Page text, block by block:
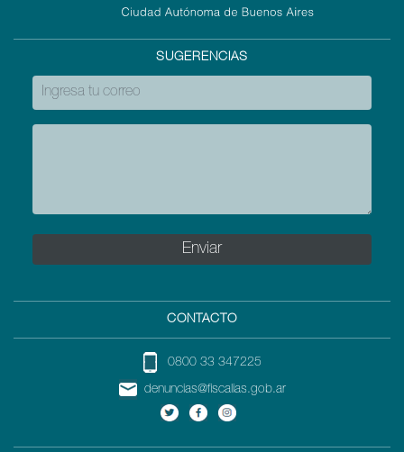
SUGERENCIAS
CONTACTO
0800 33 347225
denuncias@fiscalias.gob.ar